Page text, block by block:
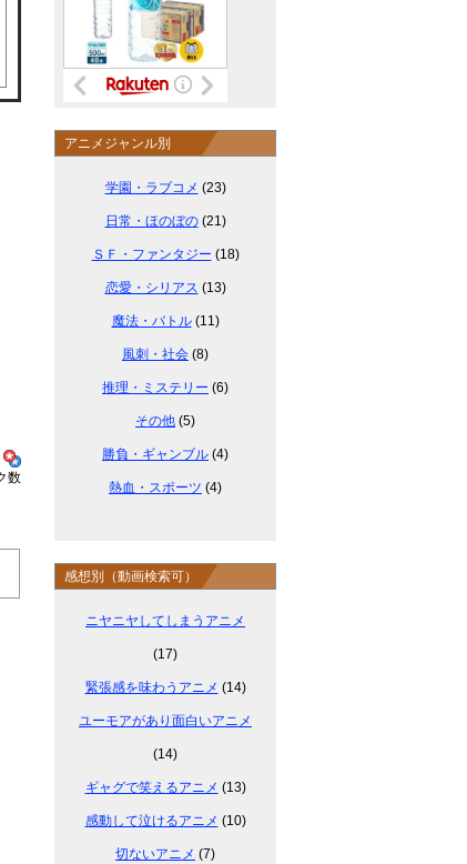
アニメジャンル別
学園・ラブコメ (23)
日常・ほのぼの(21)
ＳＦ・ファンタジー (18)
恋愛・シリアス (13)
魔法・バトル(11)
風刺・社会 (8)
推理・ミステリー (6)
その他 (5)
勝負・ギャンブル (4)
熱血・スポーツ (4)
感想別（動画検索可）
ニヤニヤしてしまうアニメ
(17)
緊張感を味わうアニメ (14)
ユーモアがあり面白いアニメ
(14)
ギャグで笑えるアニメ (13)
感動して泣けるアニメ (10)
切ないアニメ (7)